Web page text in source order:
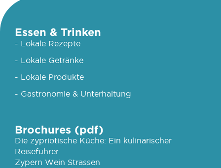
Essen & Trinken
- Lokale Rezepte
- Lokale Getränke
- Lokale Produkte
- Gastronomie & Unterhaltung
Brochures (pdf)
Die zypriotische Küche: Ein kulinarischer
Reiseführer
Zypern Wein Strassen